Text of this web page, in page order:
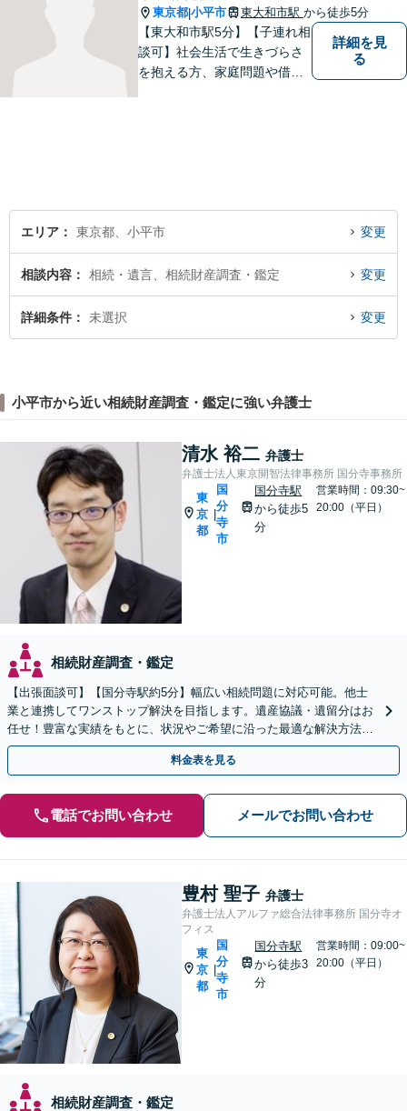
東京都|小平市 東大和市駅 から徒歩5分
【東大和市駅5分】【子連れ相
談可】社会生活で生きづらさ
を抱える方、家庭問題や借金
詳細を見
る
エリア 東京都、小平市 変更
相談内容 相続・遺言、相続財産調査・鑑定 変更
詳細条件 未選択 変更
小平市から近い相続財産調査・鑑定に強い弁護士
清水 裕二 弁護士
弁護士法人東京開智法律事務所 国分寺事務所
東
京
都
|
国
分
寺
市
国分寺駅
から徒歩5
分
営業時間：09:30~
20:00（平日）
相続財産調査・鑑定
【出張面談可】【国分寺駅約5分】幅広い相続問題に対応可能。他士
業と連携してワンストップ解決を目指します。遺産協議・遺留分はお
任せ！豊富な実績をもとに、状況やご希望に沿った最適な解決方法を
ご提案します【夜間・休日相談可】
料金表を見る
電話でお問い合わせ メールでお問い合わせ
豊村 聖子 弁護士
弁護士法人アルファ総合法律事務所 国分寺オ
フィス
東
京
都
|
国
分
寺
市
国分寺駅
から徒歩3
分
営業時間：09:00~
20:00（平日）
相続財産調査・鑑定